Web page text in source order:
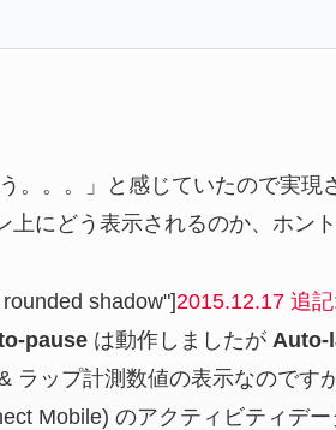
。。。」と感じていたので実現
上にどう表示されるのか、ホン
shadow"]2015.12.17 追記
pause は動作しましたが Auto-
ラップ計測数値の表示なのです
Mobile) のアクティビティデ